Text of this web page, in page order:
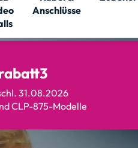
Anschlüsse
31.08.2026
CLP-875-Modelle